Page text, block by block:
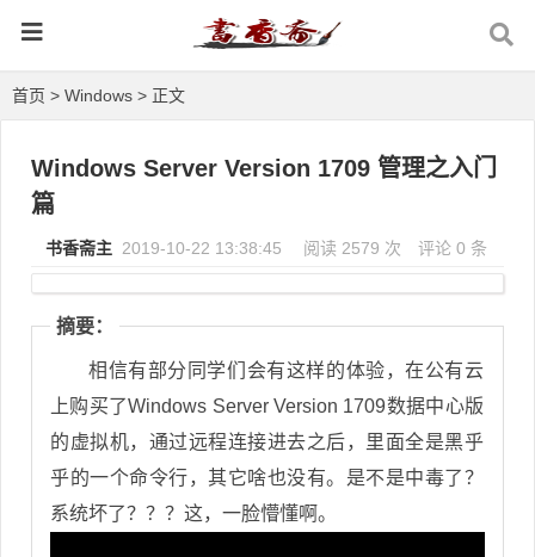
首页 > Windows > 正文
Windows Server Version 1709 管理之入门
篇
书香斋主 2019-10-22 13:38:45 阅读 2579 次 评论 0 条
摘要：
相信有部分同学们会有这样的体验，在公有云
上购买了Windows Server Version 1709数据中心版
的虚拟机，通过远程连接进去之后，里面全是黑乎
乎的一个命令行，其它啥也没有。是不是中毒了？
系统坏了？？？这，一脸懵懂啊。